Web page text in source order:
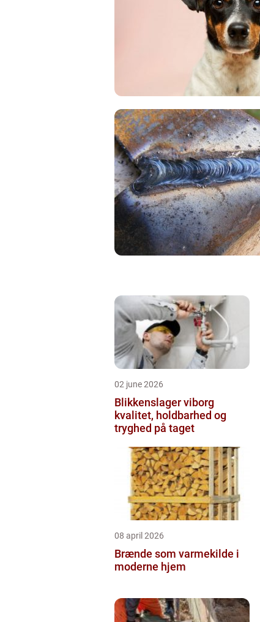
02 june 2026
Blikkenslager viborg
kvalitet, holdbarhed og
tryghed på taget
08 april 2026
Brænde som varmekilde i
moderne hjem